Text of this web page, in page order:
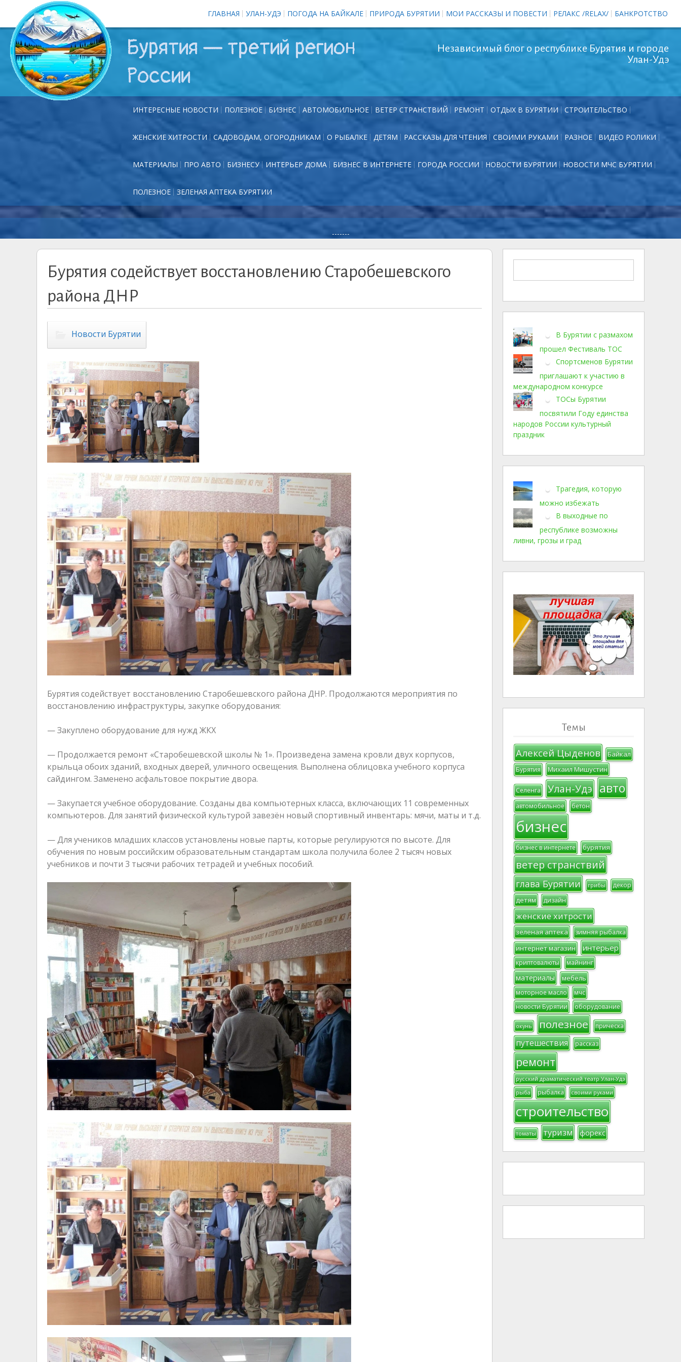
ГЛАВНАЯ УЛАН-УДЭ ПОГОДА НА БАЙКАЛЕ ПРИРОДА БУРЯТИИ МОИ РАССКАЗЫ И ПОВЕСТИ РЕЛАКС /RELAX/ БАНКРОТСТВО
Бурятия — третий регион
России
Независимый блог о республике Бурятия и городе
Улан-Удэ
ИНТЕРЕСНЫЕ НОВОСТИ ПОЛЕЗНОЕ БИЗНЕС АВТОМОБИЛЬНОЕ ВЕТЕР СТРАНСТВИЙ РЕМОНТ ОТДЫХ В БУРЯТИИ СТРОИТЕЛЬСТВО
ЖЕНСКИЕ ХИТРОСТИ САДОВОДАМ, ОГОРОДНИКАМ О РЫБАЛКЕ ДЕТЯМ РАССКАЗЫ ДЛЯ ЧТЕНИЯ СВОИМИ РУКАМИ РАЗНОЕ ВИДЕО РОЛИКИ
МАТЕРИАЛЫ ПРО АВТО БИЗНЕСУ ИНТЕРЬЕР ДОМА БИЗНЕС В ИНТЕРНЕТЕ ГОРОДА РОССИИ НОВОСТИ БУРЯТИИ НОВОСТИ МЧС БУРЯТИИ
ПОЛЕЗНОЕ ЗЕЛЕНАЯ АПТЕКА БУРЯТИИ
-------
Бурятия содействует восстановлению Старобешевского
района ДНР
Новости Бурятии
Бурятия содействует восстановлению Старобешевского района ДНР. Продолжаются мероприятия по
восстановлению инфраструктуры, закупке оборудования:
— Закуплено оборудование для нужд ЖКХ
— Продолжается ремонт «Старобешевской школы № 1». Произведена замена кровли двух корпусов,
крыльца обоих зданий, входных дверей, уличного освещения. Выполнена облицовка учебного корпуса
сайдингом. Заменено асфальтовое покрытие двора.
— Закупается учебное оборудование. Созданы два компьютерных класса, включающих 11 современных
компьютеров. Для занятий физической культурой завезён новый спортивный инвентарь: мячи, маты и т.д.
— Для учеников младших классов установлены новые парты, которые регулируются по высоте. Для
обучения по новым российским образовательным стандартам школа получила более 2 тысяч новых
учебников и почти 3 тысячи рабочих тетрадей и учебных пособий.
В Бурятии с размахом
прошел Фестиваль ТОС
Спортсменов Бурятии
приглашают к участию в
международном конкурсе
ТОСы Бурятии
посвятили Году единства
народов России культурный
праздник
Трагедия, которую
можно избежать
В выходные по
республике возможны
ливни, грозы и град
Темы
Алексей Цыденов Байкал
Бурятия Михаил Мишустин
Селенга Улан-Удэ авто
автомобильное бетон
бизнес
бизнес в интернете бурятия
ветер странствий
глава Бурятии грибы декор
детям дизайн
женские хитрости
зеленая аптека зимняя рыбалка
интернет магазин интерьер
криптовалюты майнинг
материалы мебель
моторное масло
мчс
новости Бурятии
оборудование
окунь полезное прическа
путешествия рассказ
ремонт
русский драматический театр Улан-Удэ
рыба
рыбалка своими руками
строительство
томаты туризм форекс